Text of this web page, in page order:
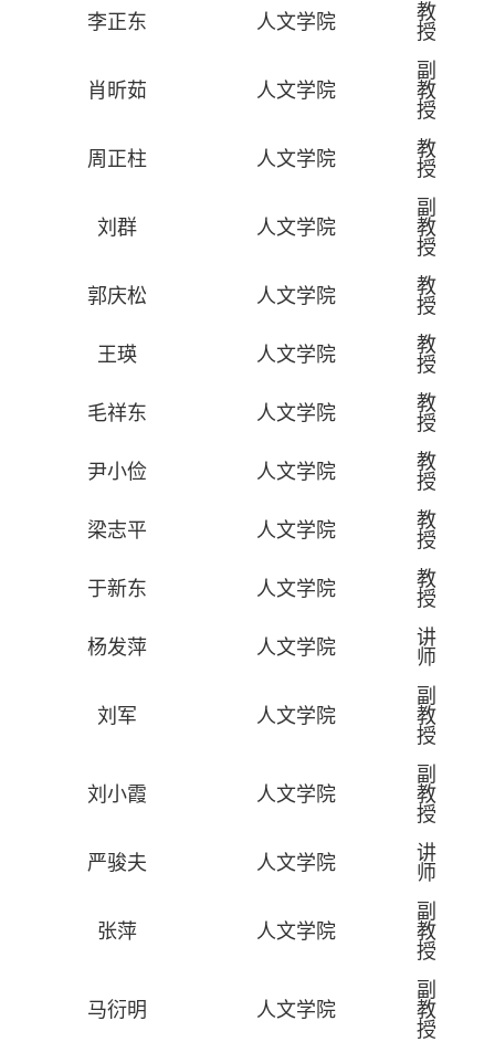
李正东 人文学院
教
授
肖昕茹 人文学院
副
教
授
周正柱 人文学院
教
授
刘群 人文学院
副
教
授
郭庆松 人文学院
教
授
王瑛 人文学院
教
授
毛祥东 人文学院
教
授
尹小俭 人文学院
教
授
梁志平 人文学院
教
授
于新东 人文学院
教
授
杨发萍 人文学院
讲
师
刘军 人文学院
副
教
授
刘小霞 人文学院
副
教
授
严骏夫 人文学院
讲
师
张萍 人文学院
副
教
授
马衍明 人文学院
副
教
授